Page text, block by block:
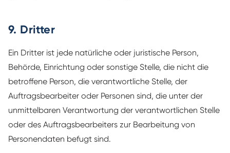
9. Dritter
Ein Dritter ist jede natürliche oder juristische Person,
Behörde, Einrichtung oder sonstige Stelle, die nicht die
betroffene Person, die verantwortliche Stelle, der
Auftragsbearbeiter oder Personen sind, die unter der
unmittelbaren Verantwortung der verantwortlichen Stelle
oder des Auftragsbearbeiters zur Bearbeitung von
Personendaten befugt sind.